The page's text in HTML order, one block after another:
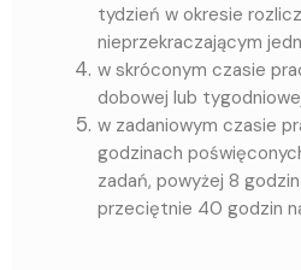
tydzień w okresie
nieprzekraczającym
w skróconym czasie
dobowej lub
w zadaniowym czasie
godzinach
zadań, powyżej 8
przeciętnie 40 godzin